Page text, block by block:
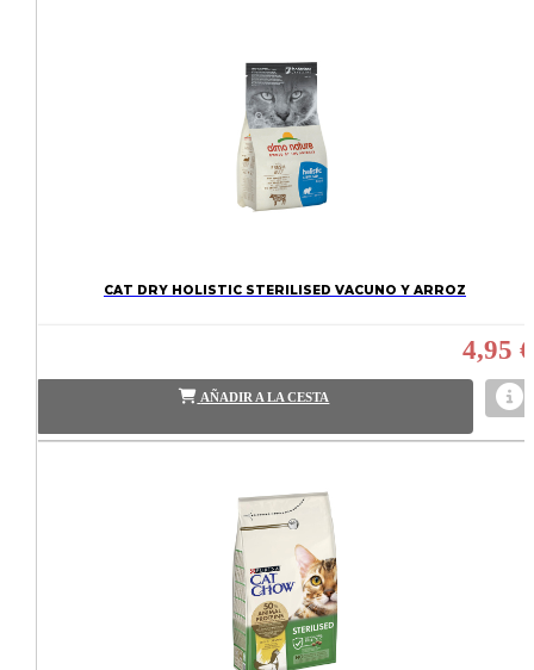
CAT DRY HOLISTIC STERILISED VACUNO Y ARROZ
4,95 €
AÑADIR A LA CESTA